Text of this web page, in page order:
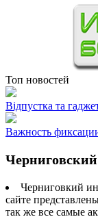
Топ новостей
Відпустка та
Важность
Черниговкий
сайте
так же все самые